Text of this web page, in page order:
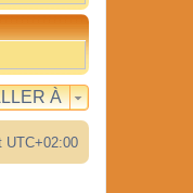
À
UTC+02:00